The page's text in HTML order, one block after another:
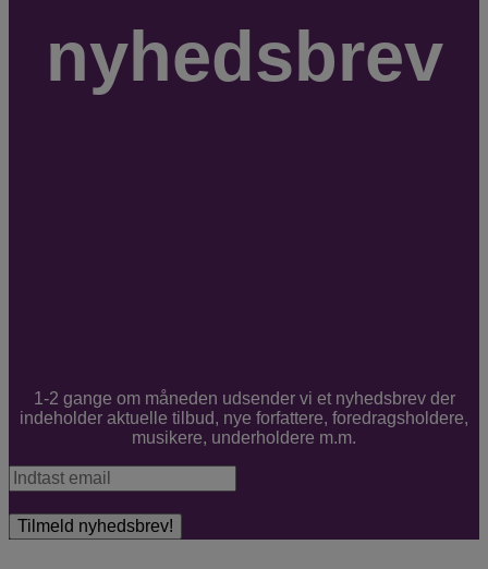
nyhedsbrev
1-2 gange om måneden udsender vi et nyhedsbrev der
indeholder aktuelle tilbud, nye forfattere, foredragsholdere,
musikere, underholdere m.m.